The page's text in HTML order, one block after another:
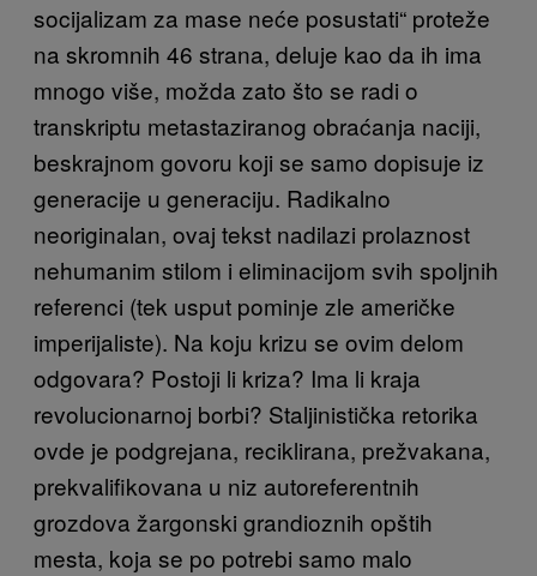
socijalizam za mase neće posustati“ proteže
na skromnih 46 strana, deluje kao da ih ima
mnogo više, možda zato što se radi o
transkriptu metastaziranog obraćanja naciji,
beskrajnom govoru koji se samo dopisuje iz
generacije u generaciju. Radikalno
neoriginalan, ovaj tekst nadilazi prolaznost
nehumanim stilom i eliminacijom svih spoljnih
referenci (tek usput pominje zle američke
imperijaliste). Na koju krizu se ovim delom
odgovara? Postoji li kriza? Ima li kraja
revolucionarnoj borbi? Staljinistička retorika
ovde je podgrejana, reciklirana, prežvakana,
prekvalifikovana u niz autoreferentnih
grozdova žargonski grandioznih opštih
mesta, koja se po potrebi samo malo